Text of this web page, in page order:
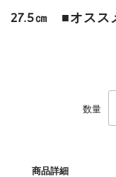
27.5㎝ ■オスス
数量
商品詳細